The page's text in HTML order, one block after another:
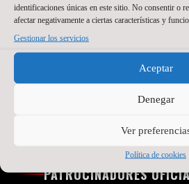
identificaciones únicas en este sitio. No consentir o
afectar negativamente a ciertas características y
Gestionar los servicios
Aceptar
Denegar
Ver
Política de cookies
PATROCINADORES